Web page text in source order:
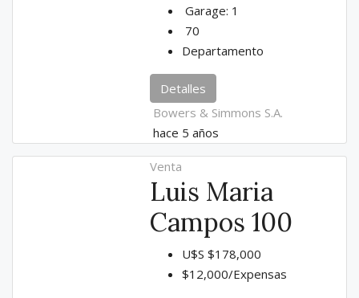
Garage: 1
70
Departamento
Detalles
Bowers & Simmons S.A.
hace 5 años
Venta
Luis Maria
Campos 100
U$S $178,000
$12,000/Expensas